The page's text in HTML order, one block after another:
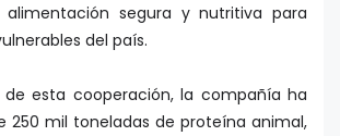
segura y nutritiva para
del país.
de esta cooperación, la compañía ha
250 mil toneladas de proteína animal,